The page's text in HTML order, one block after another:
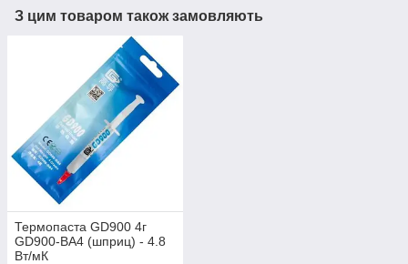
З цим товаром також замовляють
Термопаста GD900 4г
GD900-BA4 (шприц) - 4.8
Вт/мК